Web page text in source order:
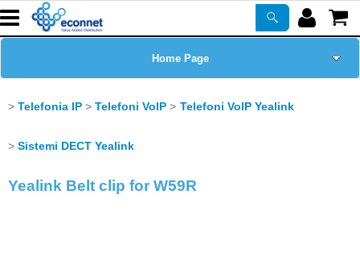
Home Page
Corsi
Telefonia IP Telefoni VoIP Telefoni VoIP Yealink
Sistemi DECT Yealink
Yealink Belt clip for W59R